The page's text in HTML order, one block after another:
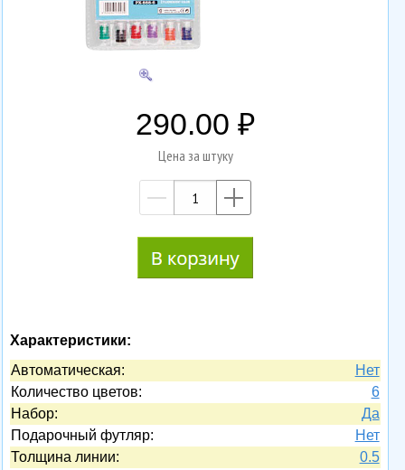
290.00
Цена за штуку
—
Характеристики:
Автоматическая:
Нет
Количество цветов:
6
Набор:
Да
Подарочный футляр:
Нет
Толщина линии:
0.5